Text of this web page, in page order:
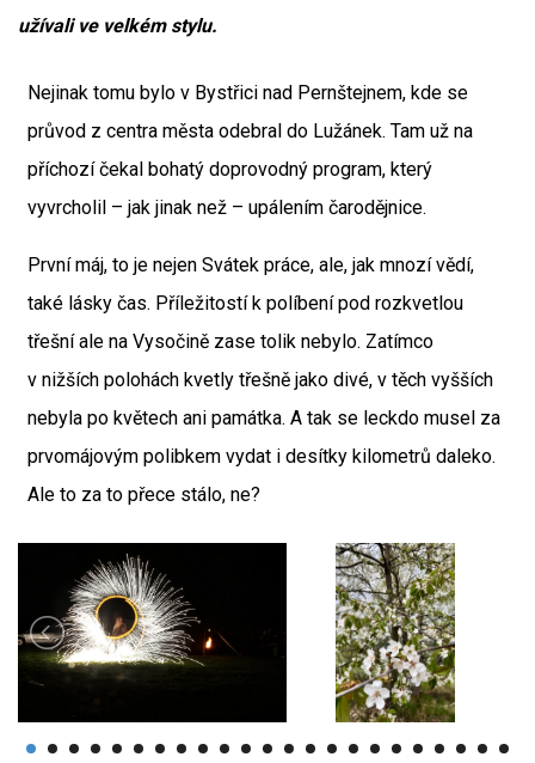
užívali ve velkém stylu.
Nejinak tomu bylo v Bystřici nad Pernštejnem, kde se
průvod z centra města odebral do Lužánek. Tam už na
příchozí čekal bohatý doprovodný program, který
vyvrcholil – jak jinak než – upálením čarodějnice.
První máj, to je nejen Svátek práce, ale, jak mnozí vědí,
také lásky čas. Příležitostí k políbení pod rozkvetlou
třešní ale na Vysočině zase tolik nebylo. Zatímco
v nižších polohách kvetly třešně jako divé, v těch vyšších
nebyla po květech ani památka. A tak se leckdo musel za
prvomájovým polibkem vydat i desítky kilometrů daleko.
Ale to za to přece stálo, ne?